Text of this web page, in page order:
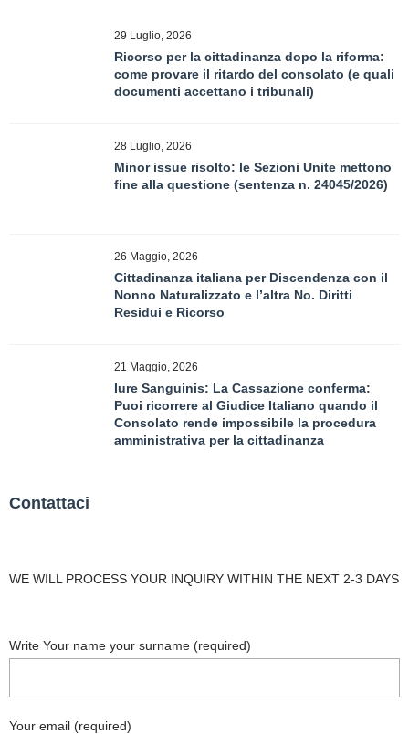
29 Luglio, 2026
Ricorso per la cittadinanza dopo la riforma:
come provare il ritardo del consolato (e quali
documenti accettano i tribunali)
28 Luglio, 2026
Minor issue risolto: le Sezioni Unite mettono
fine alla questione (sentenza n. 24045/2026)
26 Maggio, 2026
Cittadinanza italiana per Discendenza con il
Nonno Naturalizzato e l’altra No. Diritti
Residui e Ricorso
21 Maggio, 2026
Iure Sanguinis: La Cassazione conferma:
Puoi ricorrere al Giudice Italiano quando il
Consolato rende impossibile la procedura
amministrativa per la cittadinanza
Contattaci
WE WILL PROCESS YOUR INQUIRY WITHIN THE NEXT 2-3 DAYS
Write Your name your surname (required)
Your email (required)